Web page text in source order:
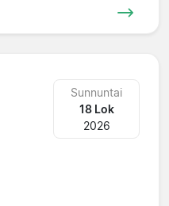
Sunnuntai
18 Lok
2026